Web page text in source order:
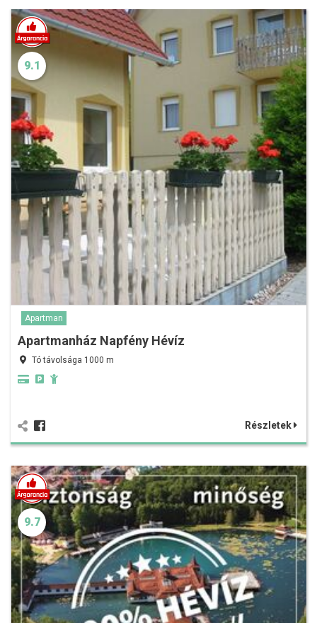
9.1
Apartman
Apartmanház Napfény Hévíz
Tó távolsága 1000 m
Részletek
9.7